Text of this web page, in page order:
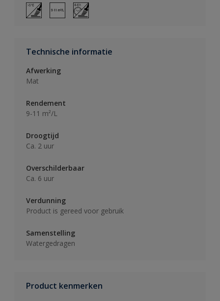
Technische informatie
Afwerking
Mat
Rendement
9-11 m²/L
Droogtijd
Ca. 2 uur
Overschilderbaar
Ca. 6 uur
Verdunning
Product is gereed voor gebruik
Samenstelling
Watergedragen
Product kenmerken